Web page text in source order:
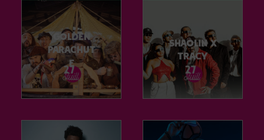
Golden
Parachut
e
Shaolin X
Tracy